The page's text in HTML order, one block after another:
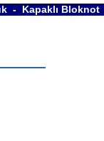
-  Kapaklı